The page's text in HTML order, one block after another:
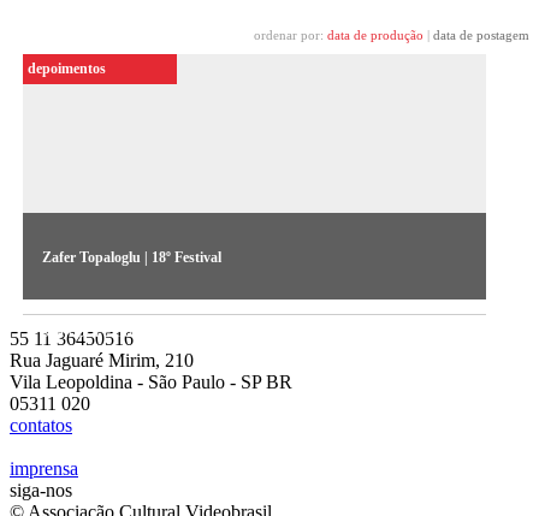
ordenar por: data de produção data de postagem
Zafer Topaloglu | 18º Festival
O artista reflete sobre a construção da memória presente em
sua obra exibida do 18º Festival
depoimentos
55 11 36450516
Rua Jaguaré Mirim, 210
Vila Leopoldina - São Paulo - SP BR
05311 020
contatos
imprensa
siga-nos